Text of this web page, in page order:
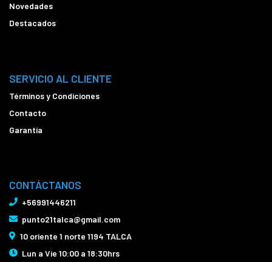
Novedades
Destacados
SERVICIO AL CLIENTE
Términos y Condiciones
Contacto
Garantía
CONTÁCTANOS
+56991446211
punto21talca@gmail.com
10 oriente 1 norte 1194 TALCA
Lun a Vie 10:00 a 18:30hrs